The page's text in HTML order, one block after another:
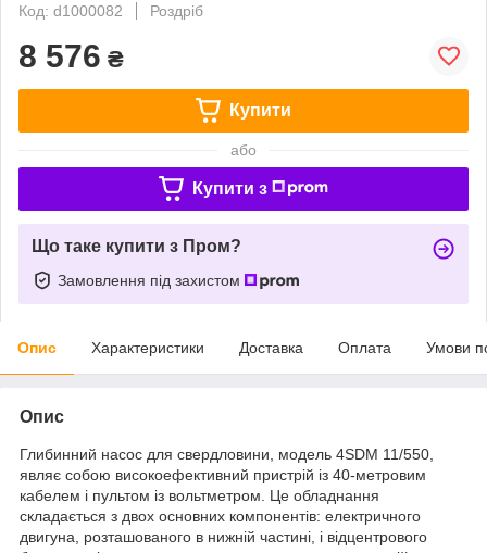
Код: d1000082
Роздріб
8 576 ₴
Купити
або
Купити з
Що таке купити з Пром?
Замовлення під захистом
Опис Характеристики Доставка Оплата Умови
Опис
Глибинний насос для свердловини, модель 4SDM 11/550,
являє собою високоефективний пристрій із 40-метровим
кабелем і пультом із вольтметром. Це обладнання
складається з двох основних компонентів: електричного
двигуна, розташованого в нижній частині, і відцентрового